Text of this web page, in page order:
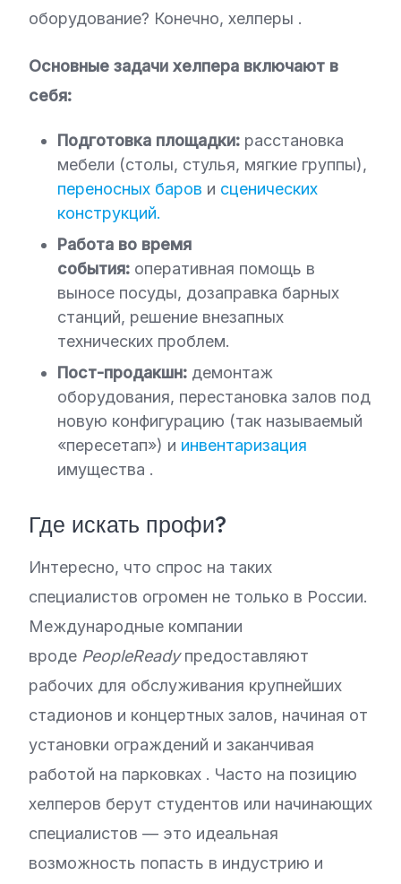
оборудование? Конечно, хелперы .
Основные задачи хелпера включают в
себя:
Подготовка площадки: расстановка
мебели (столы, стулья, мягкие группы),
переносных баров и сценических
конструкций.
Работа во время
события: оперативная помощь в
выносе посуды, дозаправка барных
станций, решение внезапных
технических проблем.
Пост-продакшн: демонтаж
оборудования, перестановка залов под
новую конфигурацию (так называемый
«пересетап») и инвентаризация
имущества .
Где искать профи?
Интересно, что спрос на таких
специалистов огромен не только в России.
Международные компании
вроде PeopleReadyпредоставляют
рабочих для обслуживания крупнейших
стадионов и концертных залов, начиная от
установки ограждений и заканчивая
работой на парковках . Часто на позицию
хелперов берут студентов или начинающих
специалистов — это идеальная
возможность попасть в индустрию и